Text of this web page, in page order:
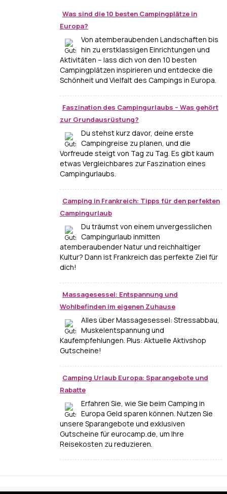
Was sind die 10 besten Campingplätze in
Europa?
Von atemberaubenden Landschaften bis
hin zu erstklassigen Einrichtungen und
Aktivitäten – lass dich von den 10 besten
Campingplätzen inspirieren und entdecke die
Schönheit und Vielfalt des Campings in Europa.
Faszination des Campingurlaubs – Was gehört
zur Grundausrüstung?
Du stehst kurz davor, deine erste
Campingreise zu planen, und die
Vorfreude steigt von Tag zu Tag. Es gibt kaum
etwas Vergleichbares zur Faszination eines
Campingurlaubs.
Camping in Frankreich: Tipps für den perfekten
Campingurlaub
Du träumst von einem unvergesslichen
Campingurlaub inmitten
atemberaubender Natur und reichhaltiger
Kultur? Dann ist Frankreich das perfekte Ziel für
dich!
Massagesessel: Entspannung und
Wohlbefinden im eigenen Zuhause
Alles über Massagesessel: Stressabbau,
Muskelentspannung und
Kaufempfehlungen. Plus: Aktuelle Aktivshop
Gutscheine!
Camping Urlaub Europa: Sparangebote und
Rabatte
Erfahren Sie, wie Sie beim Camping in
Europa Geld sparen können. Nutzen Sie
unsere Sparangebote und exklusiven
Gutscheine für eurocamp.de, um Ihre
Reisekosten zu reduzieren.